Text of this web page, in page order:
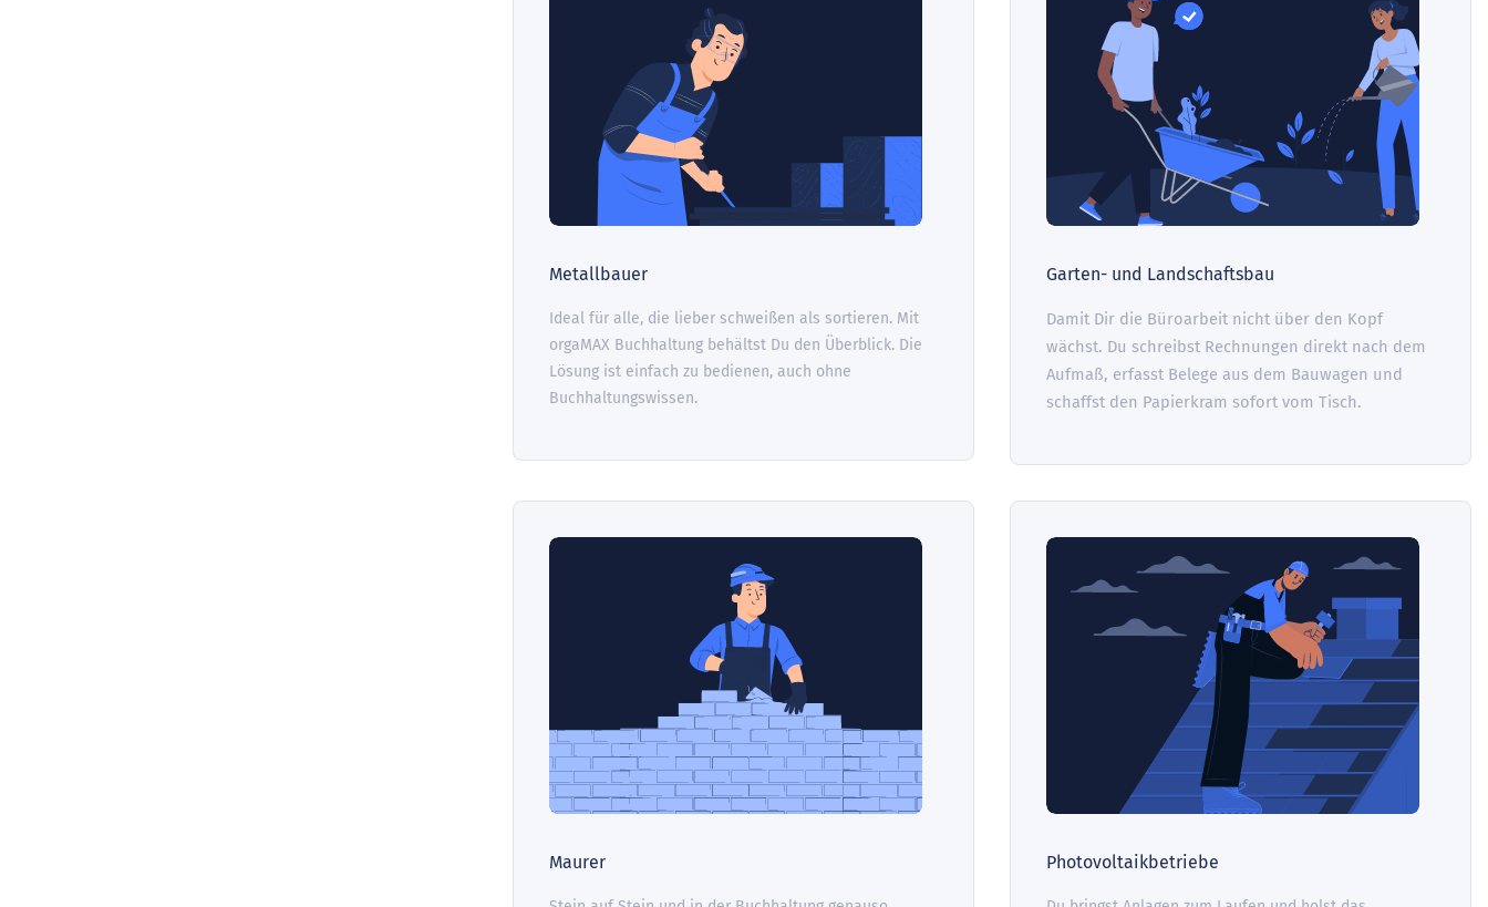
Metallbauer
Ideal für alle, die lieber schweißen als sortieren. Mit
orgaMAX Buchhaltung behältst Du den Überblick. Die
Lösung ist einfach zu bedienen, auch ohne
Buchhaltungswissen.
Garten- und Landschaftsbau
Damit Dir die Büroarbeit nicht über den Kopf
wächst. Du schreibst Rechnungen direkt nach dem
Aufmaß, erfasst Belege aus dem Bauwagen und
schaffst den Papierkram sofort vom Tisch.
Maurer Photovoltaikbetriebe